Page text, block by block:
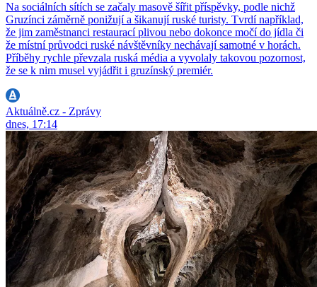
Na sociálních sítích se začaly masově šířit příspěvky, podle nichž
Gruzínci záměrně ponižují a šikanují ruské turisty. Tvrdí například,
že jim zaměstnanci restaurací plivou nebo dokonce močí do jídla či
že místní průvodci ruské návštěvníky nechávají samotné v horách.
Příběhy rychle převzala ruská média a vyvolaly takovou pozornost,
že se k nim musel vyjádřit i gruzínský premiér.
Aktuálně.cz - Zprávy
dnes, 17:14